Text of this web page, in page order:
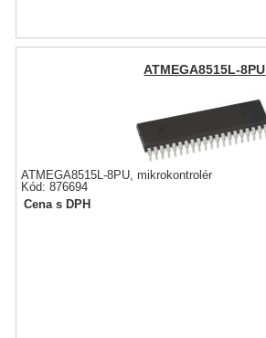
ATMEGA8515L-8PU
ATMEGA8515L-8PU, mikrokontrolér
Kód: 876694
Cena s DPH